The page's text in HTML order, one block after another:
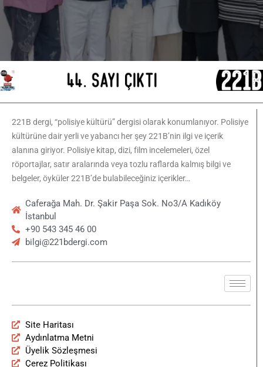
221B dergi, “polisiye kültürü” dergisi olarak konumlanıyor. Polisiye
kültürüne dair yerli ve yabancı her şey 221B’nin ilgi ve içerik
alanına giriyor. Polisiye kitap, dizi, film incelemeleri, özel
röportajlar, satır aralarında veya tozlu raflarda kalmış bilgi ve
belgeler, öyküler 221B’de bulabileceğiniz içerikler…
Caferağa Mah. Dr. Şakir Paşa Sok. No3/A Kadıköy
İstanbul
+90 543 345 46 00
bilgi@221bdergi.com
Site Haritası
Aydınlatma Metni
Üyelik Sözleşmesi
Çerez Politikası